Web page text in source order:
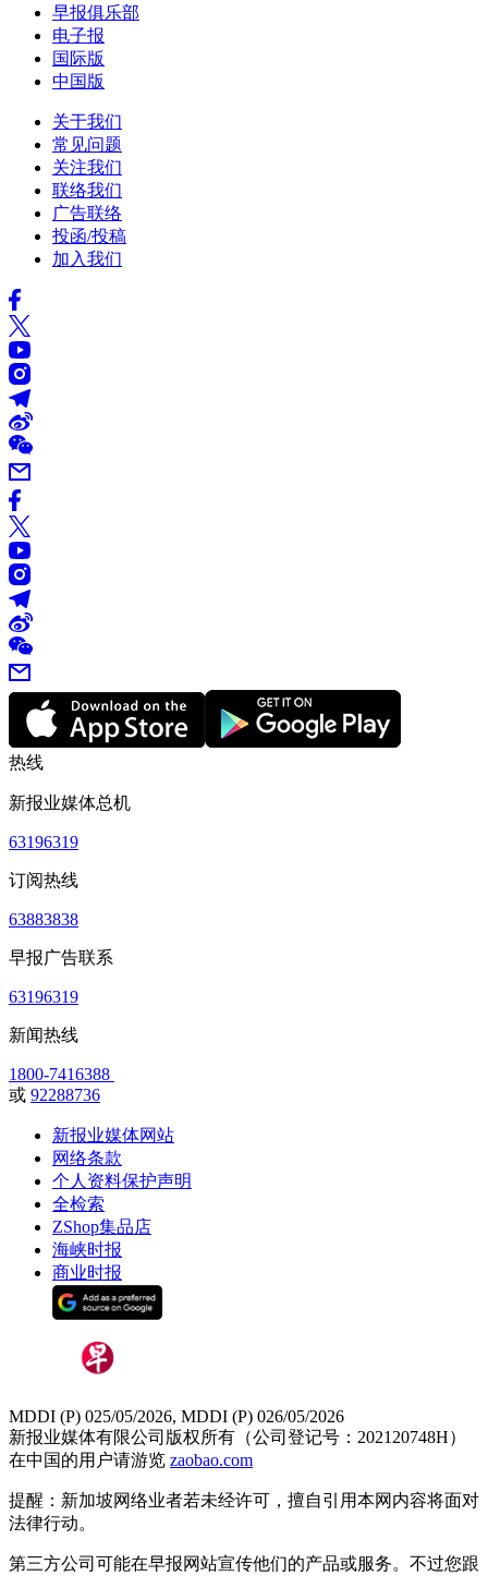
早报俱乐部
电子报
国际版
中国版
关于我们
常见问题
关注我们
联络我们
广告联络
投函/投稿
加入我们
热线
新报业媒体总机
63196319
订阅热线
63883838
早报广告联系
63196319
新闻热线
1800-7416388
或 92288736
新报业媒体网站
网络条款
个人资料保护声明
全检索
ZShop集品店
海峡时报
商业时报
MDDI (P) 025/05/2026, MDDI (P) 026/05/2026
新报业媒体有限公司版权所有（公司登记号：202120748H）
在中国的用户请游览 zaobao.com
提醒：新加坡网络业者若未经许可，擅自引用本网内容将面对
法律行动。
第三方公司可能在早报网站宣传他们的产品或服务。不过您跟